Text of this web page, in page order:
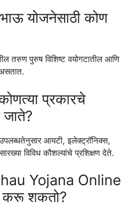
योजनेसाठी कोण
तरुण पुरुष विशिष्ट वयोगटातील आणि
प्रकारचे
जाते?
आयटी, इलेक्ट्रॉनिक्स,
विविध कौशल्यांचे प्रशिक्षण देते.
Yojana Online
शकतो?